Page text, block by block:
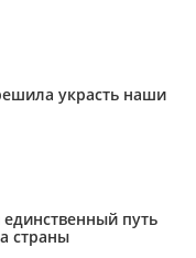
украсть наши
путь
страны